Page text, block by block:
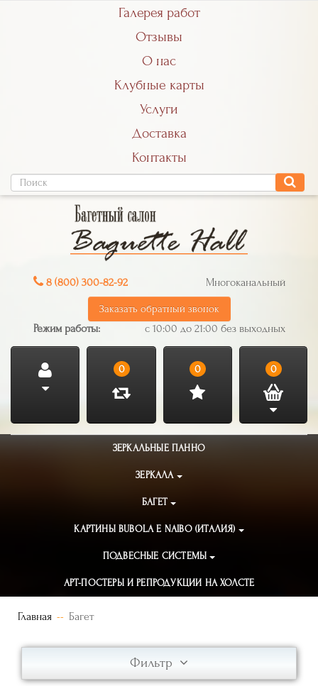
Галерея работ
Отзывы
О нас
Клубные карты
Услуги
Доставка
Контакты
8 (800) 300-82-92 Многоканальный
Заказать обратный звонок
Режим работы: с 10:00 до 21:00 без выходных
0 0 0
ЗЕРКАЛЬНЫЕ ПАННО
ЗЕРКАЛА
БАГЕТ
КАРТИНЫ BUBOLA E NAIBO (ИТАЛИЯ)
ПОДВЕСНЫЕ СИСТЕМЫ
АРТ-ПОСТЕРЫ И РЕПРОДУКЦИИ НА ХОЛСТЕ
Главная Багет
Фильтр